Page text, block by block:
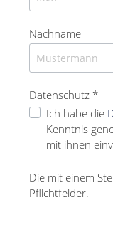
Nachname
Datenschutz *
Ich habe die
Kenntnis
mit ihnen
Die mit einem
Pflichtfelder.